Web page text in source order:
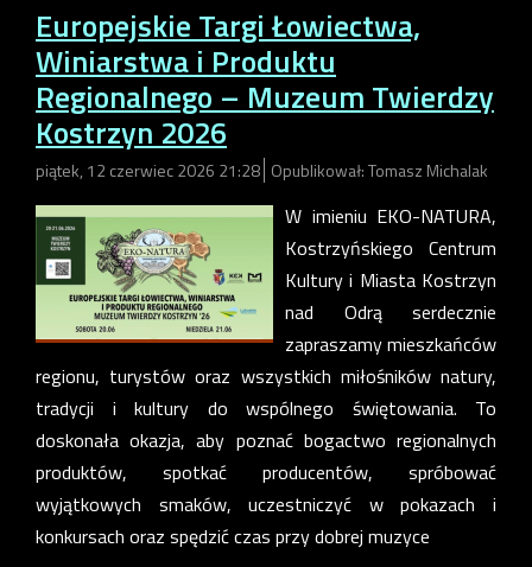
Europejskie Targi Łowiectwa,
Winiarstwa i Produktu
Regionalnego – Muzeum Twierdzy
Kostrzyn 2026
piątek, 12 czerwiec 2026 21:28 Opublikował: Tomasz Michalak
W imieniu EKO-NATURA,
Kostrzyńskiego Centrum
Kultury i Miasta Kostrzyn
nad Odrą serdecznie
zapraszamy mieszkańców
regionu, turystów oraz wszystkich miłośników natury,
tradycji i kultury do wspólnego świętowania. To
doskonała okazja, aby poznać bogactwo regionalnych
produktów, spotkać producentów, spróbować
wyjątkowych smaków, uczestniczyć w pokazach i
konkursach oraz spędzić czas przy dobrej muzyce